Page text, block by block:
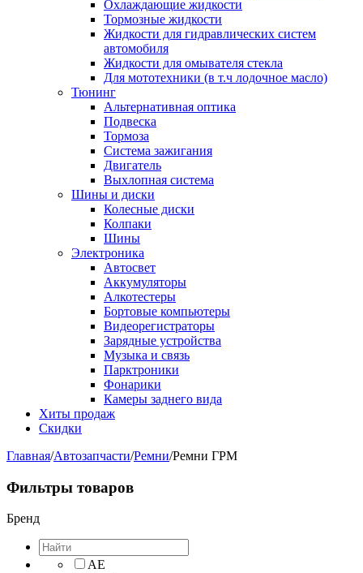
Охлаждающие жидкости
Тормозные жидкости
Жидкости для гидравлических систем
автомобиля
Жидкости для омывателя стекла
Для мототехники (в т.ч лодочное масло)
Тюнинг
Альтернативная оптика
Подвеска
Тормоза
Система зажигания
Двигатель
Выхлопная система
Шины и диски
Колесные диски
Колпаки
Шины
Электроника
Автосвет
Аккумуляторы
Алкотестеры
Бортовые компьютеры
Видеорегистраторы
Зарядные устройства
Музыка и связь
Парктроники
Фонарики
Камеры заднего вида
Хиты продаж
Скидки
Главная/Автозапчасти/Ремни/Ремни ГРМ
Фильтры товаров
Бренд
AE